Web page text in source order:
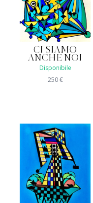
CI SIAMO
ANCHE NOI
Disponibile
250€